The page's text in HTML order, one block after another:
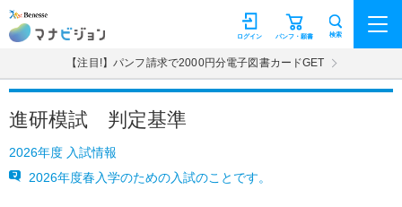
マナビジョン パンフ・願書
ログイン 検索
【注目!】パンフ請求で2000円分電子図書カードGET
進研模試 判定基準
2026年度 入試情報
2026年度春入学のための入試のことです。